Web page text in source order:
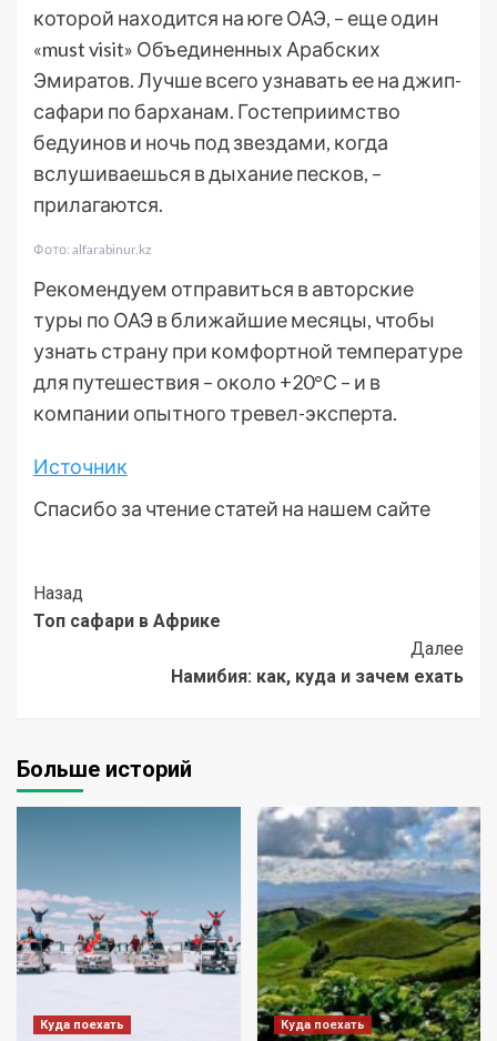
которой находится на юге ОАЭ, – еще один
«must visit» Объединенных Арабских
Эмиратов. Лучше всего узнавать ее на джип-
сафари по барханам. Гостеприимство
бедуинов и ночь под звездами, когда
вслушиваешься в дыхание песков, –
прилагаются.
Фото: alfarabinur.kz
Рекомендуем отправиться в авторские
туры по ОАЭ в ближайшие месяцы, чтобы
узнать страну при комфортной температуре
для путешествия – около +20°С – и в
компании опытного тревел-эксперта.
Источник
Спасибо за чтение статей на нашем сайте
Post
Navigation
Назад
Топ сафари в Африке
Далее
Намибия: как, куда и зачем ехать
Больше историй
Куда поехать Куда поехать